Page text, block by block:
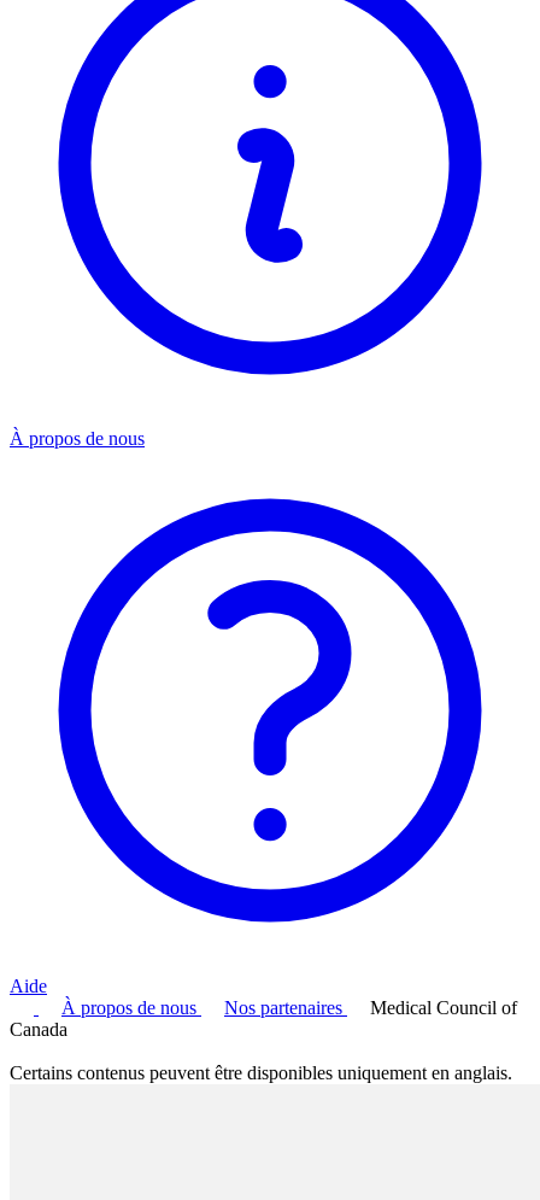
À propos de nous
Aide
À propos de nous
Nos partenaires
Medical Council of
Canada
Certains contenus peuvent être disponibles uniquement en anglais.